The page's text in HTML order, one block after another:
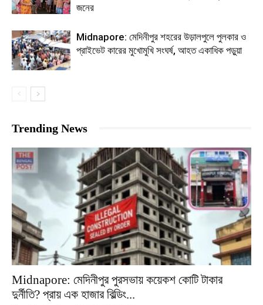
জনের
Midnapore: মেদিনীপুর শহরের উড়ালপুলে পুলকার ও
প্রাইভেট কারের মুখোমুখি সংঘর্ষ, আহত একাধিক পড়ুয়া
Trending News
Midnapore: মেদিনীপুর পুরসভায় কয়েকশ কোটি টাকার
দুর্নীতি? প্রায় এক হাজার বিল্ডিং...